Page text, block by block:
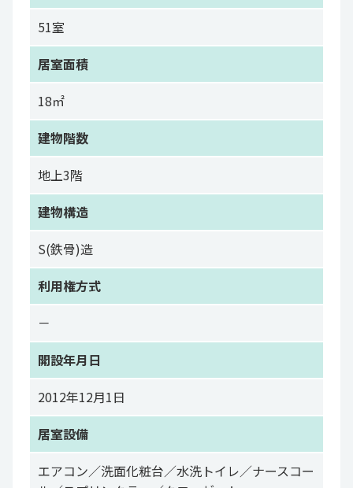
51室
居室面積
18㎡
建物階数
地上3階
建物構造
S(鉄骨)造
利用権方式
－
開設年月日
2012年12月1日
居室設備
エアコン／洗面化粧台／水洗トイレ／ナースコー